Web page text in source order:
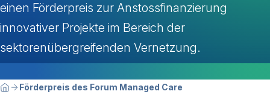
einen Förderpreis zur Anstossfinanzierung
innovativer Projekte im Bereich der
sektorenübergreifenden Vernetzung.
Breadcrumbnavigation
Sie befinden sich hier:
HomeFörderpreis des Forum Managed Care